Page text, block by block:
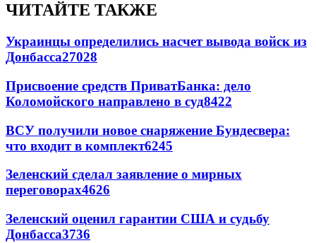
ЧИТАЙТЕ ТАКЖЕ
Украинцы определились насчет вывода войск из
Донбасса27028
Присвоение средств ПриватБанка: дело
Коломойского направлено в суд8422
ВСУ получили новое снаряжение Бундесвера:
что входит в комплект6245
Зеленский сделал заявление о мирных
переговорах4626
Зеленский оценил гарантии США и судьбу
Донбасса3736